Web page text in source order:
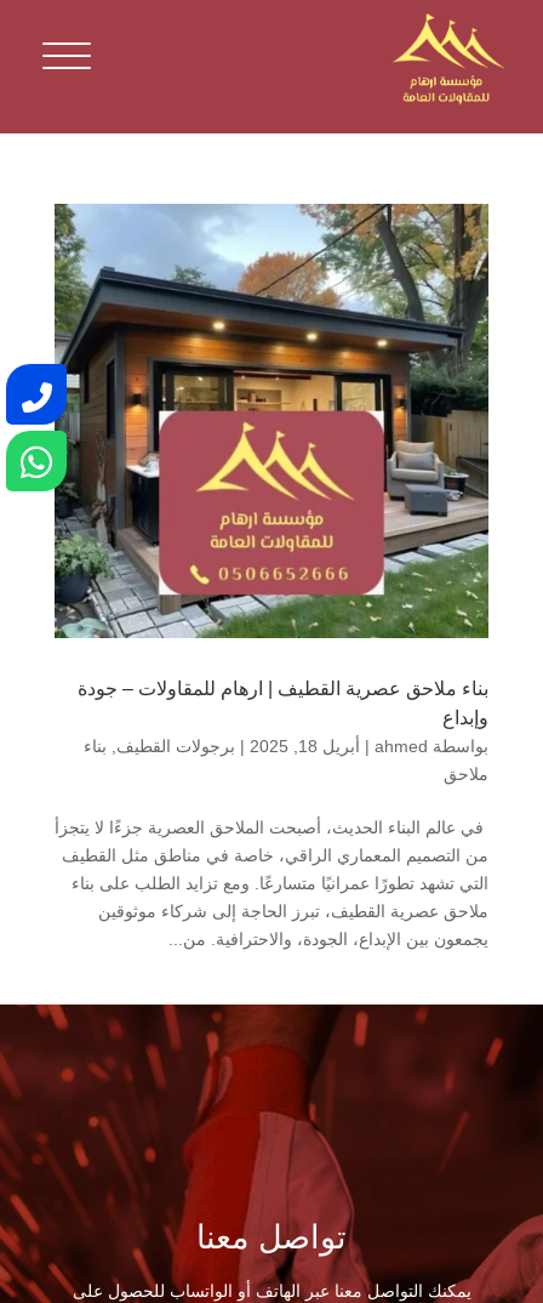
بناء ملاحق عصرية القطيف | ارهام للمقاولات – جودة
وإبداع
بواسطة ahmed
| أبريل 18, 2025 | برجولات القطيف, بناء
ملاحق
في عالم البناء الحديث، أصبحت الملاحق العصرية جزءًا لا يتجزأ
من التصميم المعماري الراقي، خاصة في مناطق مثل القطيف
التي تشهد تطورًا عمرانيًا متسارعًا. ومع تزايد الطلب على بناء
ملاحق عصرية القطيف، تبرز الحاجة إلى شركاء موثوقين
يجمعون بين الإبداع، الجودة، والاحترافية. من...
تواصل معنا
يمكنك التواصل معنا عبر الهاتف أو الواتساب للحصول على